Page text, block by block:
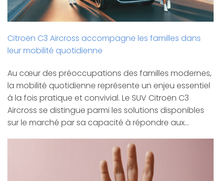
Citroën C3 Aircross accompagne les familles dans
leur mobilité quotidienne
Au cœur des préoccupations des familles modernes,
la mobilité quotidienne représente un enjeu essentiel
à la fois pratique et convivial. Le SUV Citroën C3
Aircross se distingue parmi les solutions disponibles
sur le marché par sa capacité à répondre aux…